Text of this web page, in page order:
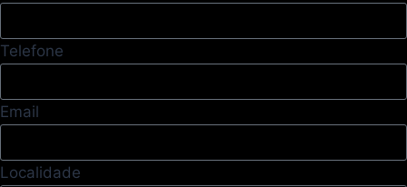
Telefone
Email
Localidade